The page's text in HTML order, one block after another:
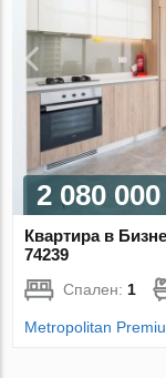
2 080
Квартира в
74239
Спален: 1
Metropolitan